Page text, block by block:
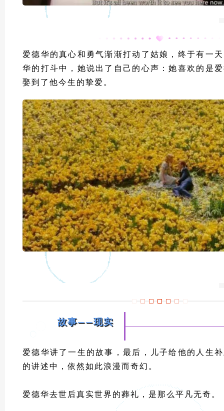
爱德华的真心和勇气渐渐打动了姑娘，终于有一
华的打斗中，她说出了自己的心声：她喜欢的是
娶到了他今生的挚爱。
故事——现实
爱德华讲了一生的故事，最后，儿子给他的人生
的讲述中，依然如此浪漫而奇幻。
爱德华去世后真实世界的葬礼，是那么平凡无奇。